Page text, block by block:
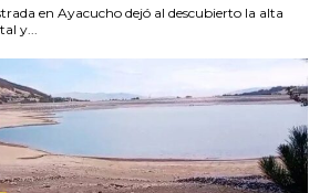
en Ayacucho dejó al descubierto la alta
y...